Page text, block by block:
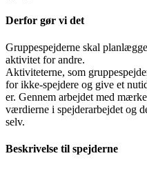
Derfor gør vi det
Gruppespejderne skal
aktivitet for andre.
Aktiviteterne, som
for ikke-spejdere og give et
er. Gennem arbejdet med
værdierne i spejderarbejdet og
selv.
Beskrivelse til spejderne